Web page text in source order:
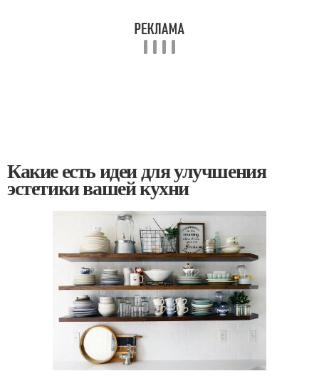
Какие есть идеи для улучшения
эстетики вашей кухни